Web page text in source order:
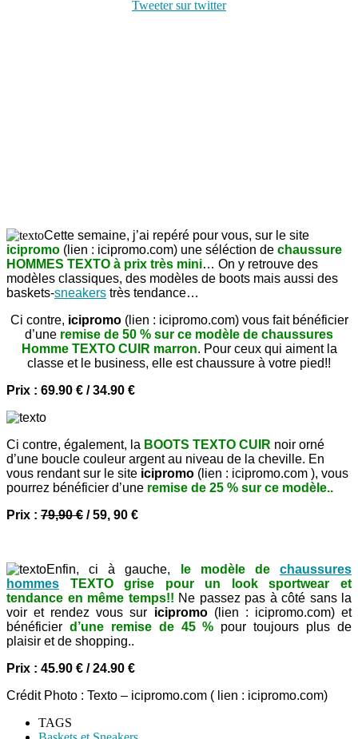
Tweeter sur twitter
Cette semaine, j’ai repéré pour vous, sur le site
icipromo (lien : icipromo.com) une séléction de chaussure
HOMMES TEXTO à prix très mini… On y retrouve des
modèles classiques, des modèles de boots mais aussi des
baskets-sneakers très tendance…
Ci contre, icipromo(lien : icipromo.com) vous fait bénéficier
d’une remise de 50 % sur ce modèle de chaussures
Homme TEXTO CUIR marron. Pour ceux qui aiment la
classe et le business, elle est chaussure à votre pied!!
Prix : 69.90 € / 34.90 €
Ci contre, également, la BOOTS TEXTO CUIR noir orné
d’une boucle couleur argent au niveau de la cheville. En
vous rendant sur le site icipromo (lien : icipromo.com ), vous
pourrez bénéficier d’une remise de 25 % sur ce modèle..
Prix : 79,90 € / 59, 90 €
Enfin, ci à gauche, le modèle dechaussures
hommes TEXTO grise pour un look sportwear et
tendance en même temps!! Ne passez pas à côté sans la
voir et rendez vous sur icipromo (lien : icipromo.com) et
bénéficier d’une remise de 45 % pour toujours plus de
plaisir et de shopping..
Prix : 45.90 € /24.90 €
Crédit Photo : Texto – icipromo.com ( lien : icipromo.com)
TAGS